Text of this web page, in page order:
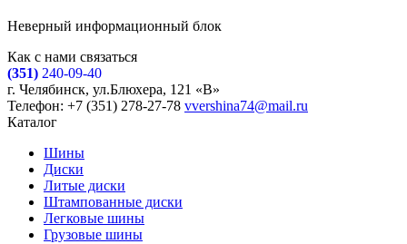
Неверный информационный блок
Как с нами связаться
(351) 240-09-40
г. Челябинск, ул.Блюхера, 121 «В»
Телефон: +7 (351) 278-27-78 vvershina74@mail.ru
Каталог
Шины
Диски
Литые диски
Штампованные диски
Легковые шины
Грузовые шины